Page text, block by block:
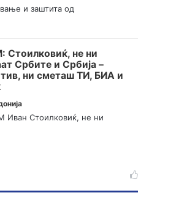
и заштита од
не ни
Србите и Србија –
ни сметаш ТИ, БИА и
Стоилковиќ, не ни